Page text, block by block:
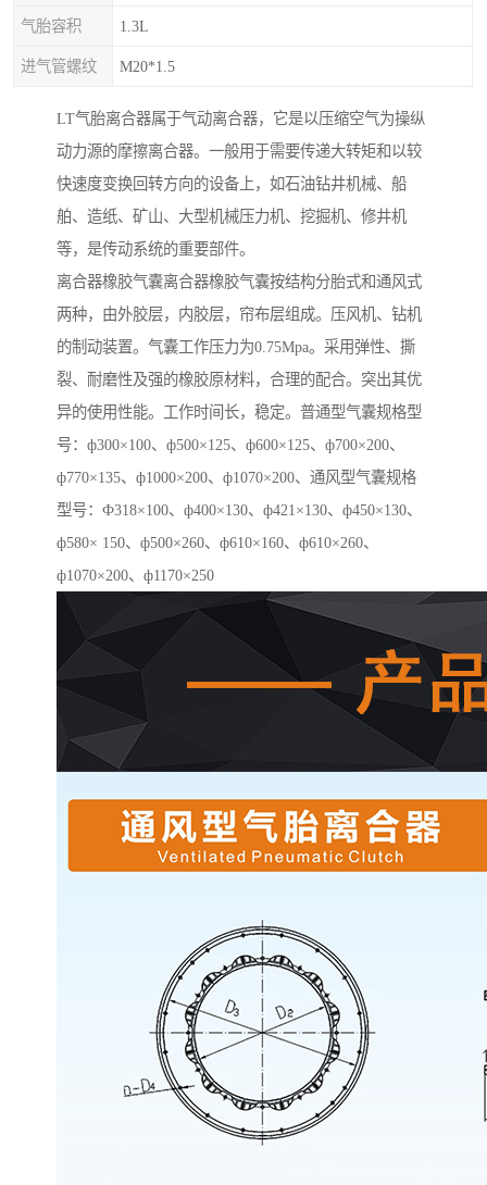
气胎容积 1.3L
进气管螺纹 M20*1.5
LT气胎离合器属于气动离合器，它是以压缩空气为操纵
动力源的摩擦离合器。一般用于需要传递大转矩和以较
快速度变换回转方向的设备上，如石油钻井机械、船
舶、造纸、矿山、大型机械压力机、挖掘机、修井机
等，是传动系统的重要部件。
离合器橡胶气囊离合器橡胶气囊按结构分胎式和通风式
两种，由外胶层，内胶层，帘布层组成。压风机、钻机
的制动装置。气囊工作压力为0.75Mpa。采用弹性、撕
裂、耐磨性及强的橡胶原材料，合理的配合。突出其优
异的使用性能。工作时间长，稳定。普通型气囊规格型
号：ф300×100、ф500×125、ф600×125、ф700×200、
ф770×135、ф1000×200、ф1070×200、通风型气囊规格
型号：Ф318×100、ф400×130、ф421×130、ф450×130、
ф580× 150、ф500×260、ф610×160、ф610×260、
ф1070×200、ф1170×250